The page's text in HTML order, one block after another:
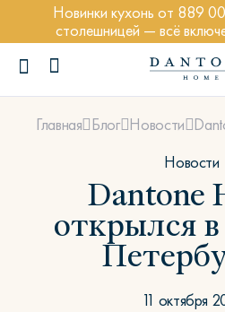
Новинки кухонь от 889
столешницей — всё
ПОПУЛЯРНЫЕ ЗАПРОСЫ
Диван Марсель
Главная Блог Новости
Новости
Dantone
открылся
11 октября